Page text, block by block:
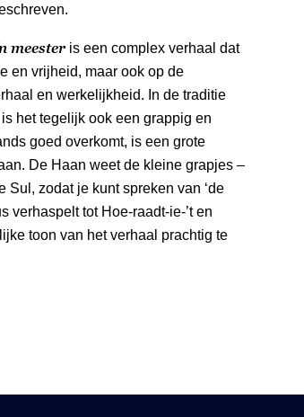
meester is een complex verhaal dat
en vrijheid, maar ook op de
en werkelijkheid. In de traditie
het tegelijk ook een grappig en
goed overkomt, is een grote
De Haan weet de kleine grapjes –
zodat je kunt spreken van ‘de
verhaspelt tot Hoe-raadt-ie-’t en
toon van het verhaal prachtig te